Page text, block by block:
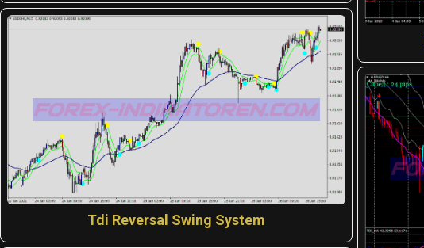
Tdi Reversal Swing System